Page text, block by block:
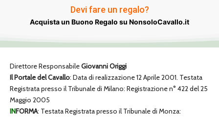
Devi fare un regalo?
Acquista un Buono Regalo su NonsoloCavallo.it
Direttore ResponsabileGiovanni Origgi
Il Portale del Cavallo: Data di realizzazione 12 Aprile 2001. Testata
Registrata presso il Tribunale di Milano: Registrazione n° 422 del 25
Maggio 2005
INFORMA: Testata Registrata presso il Tribunale di Monza: